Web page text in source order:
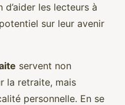
les lecteurs à
sur leur avenir
servent non
la retraite, mais
personnelle. En se